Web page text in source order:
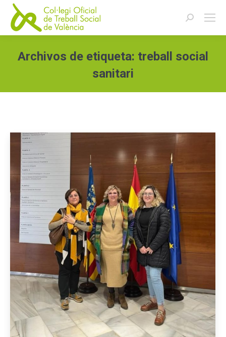
Buscar:
Archivos de etiqueta: treball social
sanitari